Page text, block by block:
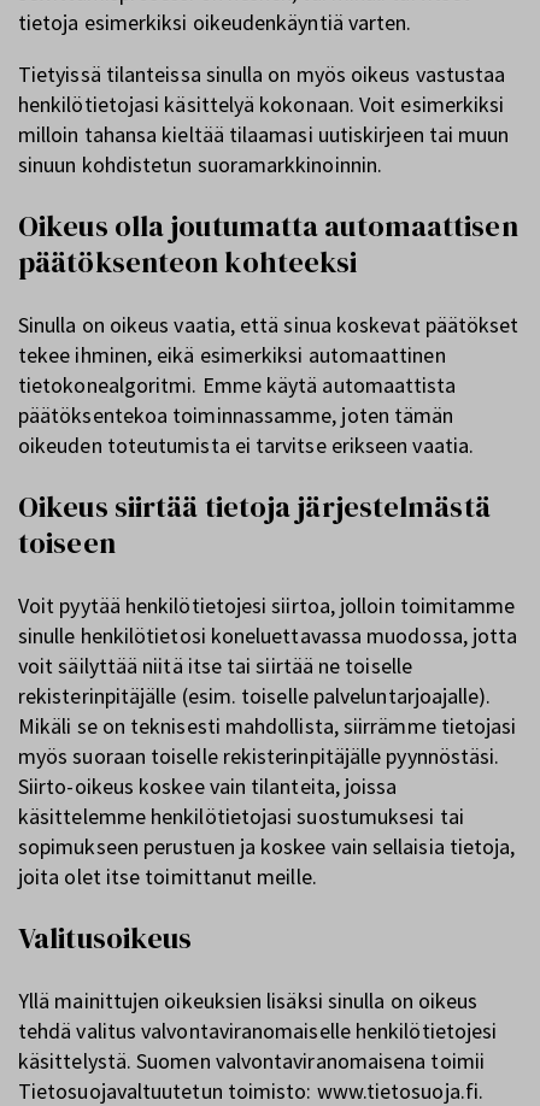
tietoja esimerkiksi oikeudenkäyntiä varten.
Tietyissä tilanteissa sinulla on myös oikeus vastustaa
henkilötietojasi käsittelyä kokonaan. Voit esimerkiksi
milloin tahansa kieltää tilaamasi uutiskirjeen tai muun
sinuun kohdistetun suoramarkkinoinnin.
Oikeus olla joutumatta automaattisen
päätöksenteon kohteeksi
Sinulla on oikeus vaatia, että sinua koskevat päätökset
tekee ihminen, eikä esimerkiksi automaattinen
tietokonealgoritmi. Emme käytä automaattista
päätöksentekoa toiminnassamme, joten tämän
oikeuden toteutumista ei tarvitse erikseen vaatia.
Oikeus siirtää tietoja järjestelmästä
toiseen
Voit pyytää henkilötietojesi siirtoa, jolloin toimitamme
sinulle henkilötietosi koneluettavassa muodossa, jotta
voit säilyttää niitä itse tai siirtää ne toiselle
rekisterinpitäjälle (esim. toiselle palveluntarjoajalle).
Mikäli se on teknisesti mahdollista, siirrämme tietojasi
myös suoraan toiselle rekisterinpitäjälle pyynnöstäsi.
Siirto-oikeus koskee vain tilanteita, joissa
käsittelemme henkilötietojasi suostumuksesi tai
sopimukseen perustuen ja koskee vain sellaisia tietoja,
joita olet itse toimittanut meille.
Valitusoikeus
Yllä mainittujen oikeuksien lisäksi sinulla on oikeus
tehdä valitus valvontaviranomaiselle henkilötietojesi
käsittelystä. Suomen valvontaviranomaisena toimii
Tietosuojavaltuutetun toimisto: www.tietosuoja.fi.